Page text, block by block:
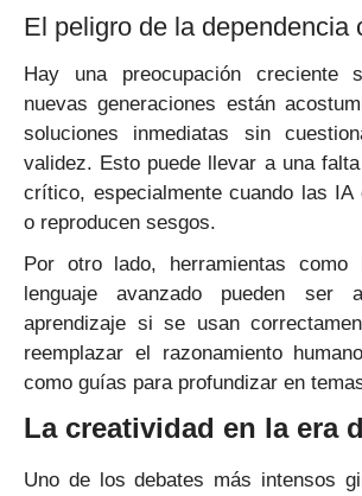
El peligro de la dependencia
Hay una preocupación creciente
nuevas generaciones están
soluciones inmediatas sin
validez. Esto puede llevar a una
crítico, especialmente cuando las IA
o reproducen sesgos.
Por otro lado, herramientas como
lenguaje avanzado pueden ser
aprendizaje si se usan
reemplazar el razonamiento
como guías para profundizar en
La creatividad en la era
Uno de los debates más intensos